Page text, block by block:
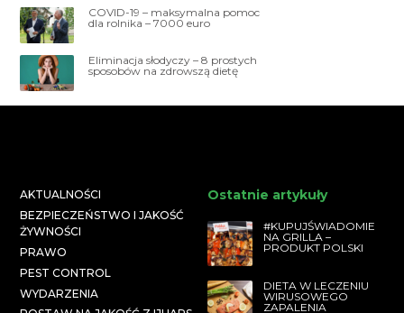
COVID-19 – maksymalna pomoc
dla rolnika – 7000 euro
Eliminacja słodyczy – 8 prostych
sposobów na zdrowszą dietę
AKTUALNOŚCI
BEZPIECZEŃSTWO I JAKOŚĆ
ŻYWNOŚCI
PRAWO
PEST CONTROL
WYDARZENIA
Ostatnie artykuły
#KUPUJŚWIADOMIE
NA GRILLA –
PRODUKT POLSKI
DIETA W LECZENIU
WIRUSOWEGO
ZAPALENIA